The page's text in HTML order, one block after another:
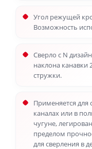
Угол режущей
Возможность
Сверло с N
наклона канавки
стружки.
Применяется для
каналах или в
чугуне,
пределом
для сверления в